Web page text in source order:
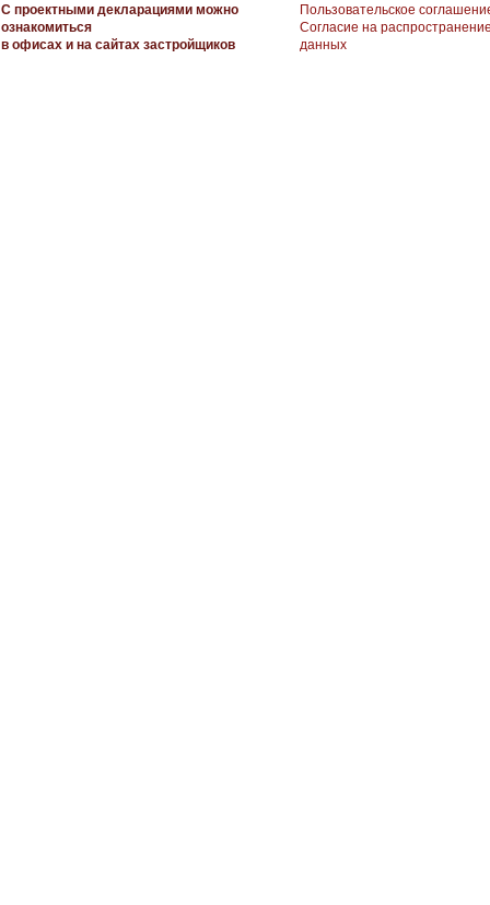
С проектными декларациями можно
ознакомиться
в офисах и на сайтах застройщиков
Пользовательское
Согласие на
данных